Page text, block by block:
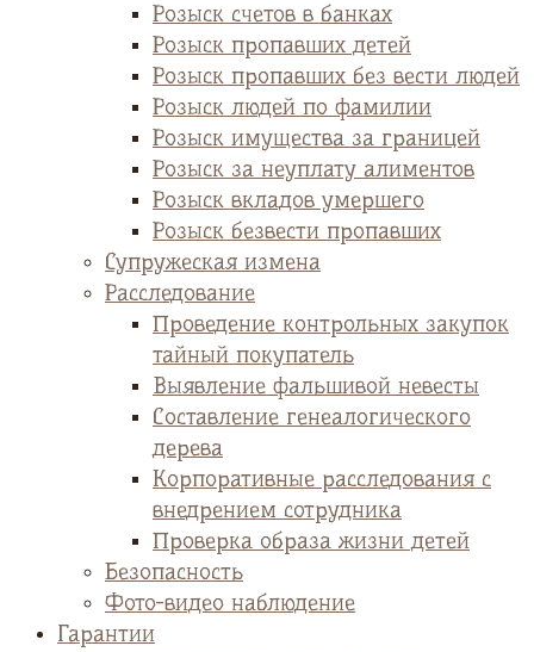
Розыск счетов в банках
Розыск пропавших детей
Розыск пропавших без вести людей
Розыск людей по фамилии
Розыск имущества за границей
Розыск за неуплату алиментов
Розыск вкладов умершего
Розыск безвести пропавших
Супружеская измена
Расследование
Проведение контрольных закупок
тайный покупатель
Выявление фальшивой невесты
Cоставление генеалогического
дерева
Корпоративные расследования с
внедрением сотрудника
Проверка образа жизни детей
Безопасность
Фото-видео наблюдение
Гарантии